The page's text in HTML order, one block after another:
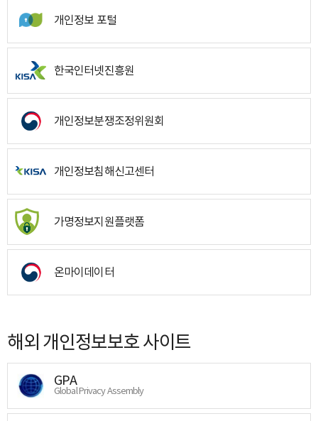
개인정보 포털
한국인터넷진흥원
개인정보분쟁조정위원회
개인정보침해신고센터
가명정보지원플랫폼
온마이데이터
해외 개인정보보호 사이트
GPA
Global Privacy Assembly